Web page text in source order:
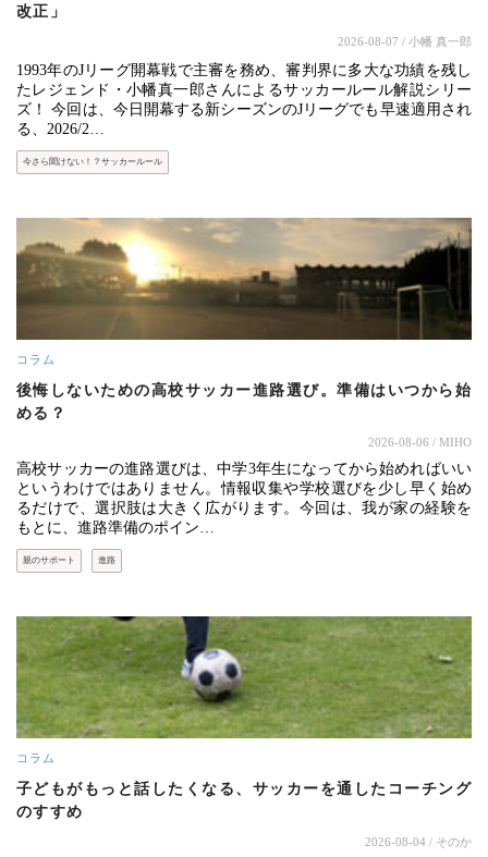
改正」
2026-08-07 / 小幡 真一郎
1993年のJリーグ開幕戦で主審を務め、審判界に多大な功績を残し
たレジェンド・小幡真一郎さんによるサッカールール解説シリー
ズ！ 今回は、今日開幕する新シーズンのJリーグでも早速適用され
る、2026/2…
今さら聞けない！？サッカールール
コラム
後悔しないための高校サッカー進路選び。準備はいつから始
める？
2026-08-06 / MIHO
高校サッカーの進路選びは、中学3年生になってから始めればいい
というわけではありません。情報収集や学校選びを少し早く始め
るだけで、選択肢は大きく広がります。今回は、我が家の経験を
もとに、進路準備のポイン…
親のサポート 進路
コラム
子どもがもっと話したくなる、サッカーを通したコーチング
のすすめ
2026-08-04 / そのか